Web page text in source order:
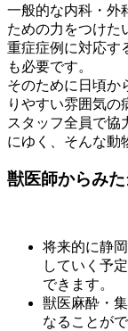
一般的な内科・外
ための力をつけた
重症症例に対応す
も必要です。
そのために日頃か
りやすい雰囲気の
スタッフ全員で協
にゆく、そんな動
獣医師からみ
将来的に静
していく予
できます。
獣医麻酔・
なることが